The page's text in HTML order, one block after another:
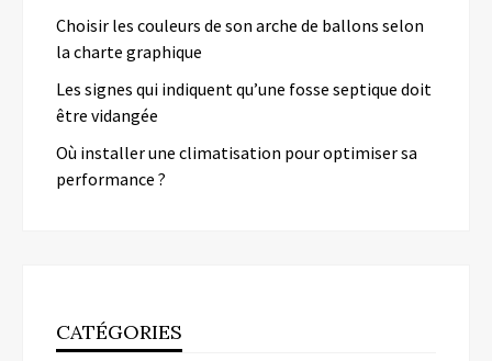
Choisir les couleurs de son arche de ballons selon
la charte graphique
Les signes qui indiquent qu’une fosse septique doit
être vidangée
Où installer une climatisation pour optimiser sa
performance ?
CATÉGORIES